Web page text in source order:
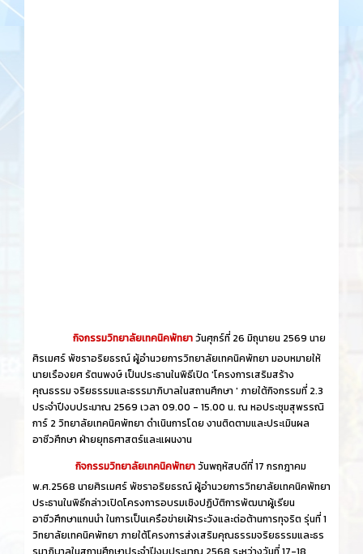
กิจกรรมวิทยาลัยเทคนิคพัทยาวันศุกร์​ที่ 26 ​มิถุนายน​ 2569 นาย
ศิรเมศร์ พัชราอริยธรณ์ ผู้อำนวยการวิทยาลัยเทคนิคพัทยา มอบหมายให้
นายเรืองยศ รัตนพงษ์ เป็นประธานในพิธีเปิด 'โครงการเสริมสร้าง
คุณธรรม จริยธรรมและธรรมาภิบาลในสถานศึกษา ' ภายใต้กิจกรรมที่ 2.3
ประจำปีงบประมาณ 2569 เวลา 09.00 - 15.00 น. ณ หอประชุมสุพรรณิ
การ์ 2 วิทยาลัยเทคนิคพัทยา ดำเนินการโดย งานติดตามและประเมินผล
อาชีวศึกษา ฝ่ายยุทธศาสตร์และแผนงาน
กิจกรรมวิทยาลัยเทคนิคพัทยาวันพฤหัสบดีที่ 17 กรกฎาคม
พ.ศ.2568 นายศิรเมศร์ พัชราอริยธรณ์ ผู้อำนวยการวิทยาลัยเทคนิคพัทยา
ประธานในพิธีกล่าวเปิดโครงการอบรมเชิงปฏิบัติการพัฒนาผู้เรียน
อาชีวศึกษาแกนนำ ในการเป็นเครือข่ายเฝ้าระวังและต่อต้านการทุจริต รุ่นที่ 1
วิทยาลัยเทคนิคพัทยา ภายใต้โครงการส่งเสริมคุณธรรมจริยธรรมและธร